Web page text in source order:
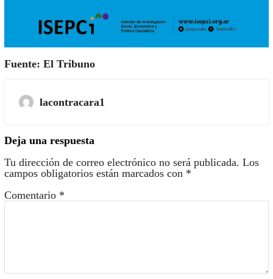
Fuente: El Tribuno
lacontracara1
Deja una respuesta
Tu dirección de correo electrónico no será publicada. Los
campos obligatorios están marcados con *
Comentario *